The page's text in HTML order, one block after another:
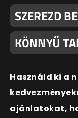
SZEREZD
KÖNNYŰ
Használd ki a
ajánlatokat,